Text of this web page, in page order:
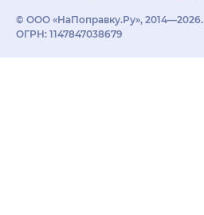
© ООО «НаПоправку.Ру», 2014—2026.
ОГРН: 1147847038679